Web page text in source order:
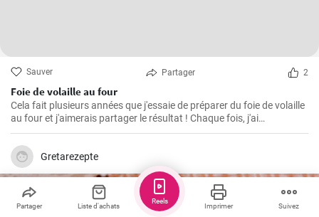
Sauver Partager 2
Foie de volaille au four
Cela fait plusieurs années que j'essaie de préparer du foie de volaille
au four et j'aimerais partager le résultat ! Chaque fois, j'ai
légèrement modifié la recette jusqu'à ce que je parvienne à cette
recherche parfaitement friable, croustillante et savoureuse.
Gretarezepte
Partager Liste d'achats Imprimer Suivez
Reels